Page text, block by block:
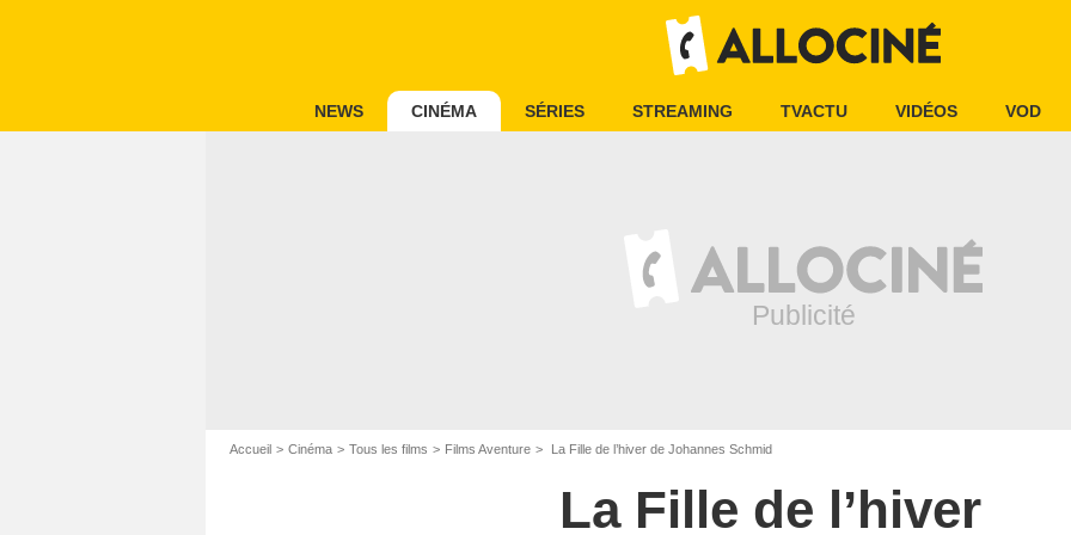
NEWS CINÉMA SÉRIES STREAMING TVACTU VIDÉOS VOD
Accueil Cinéma Tous les films Films Aventure La Fille de l’hiver de Johannes Schmid
La Fille de l’hiver